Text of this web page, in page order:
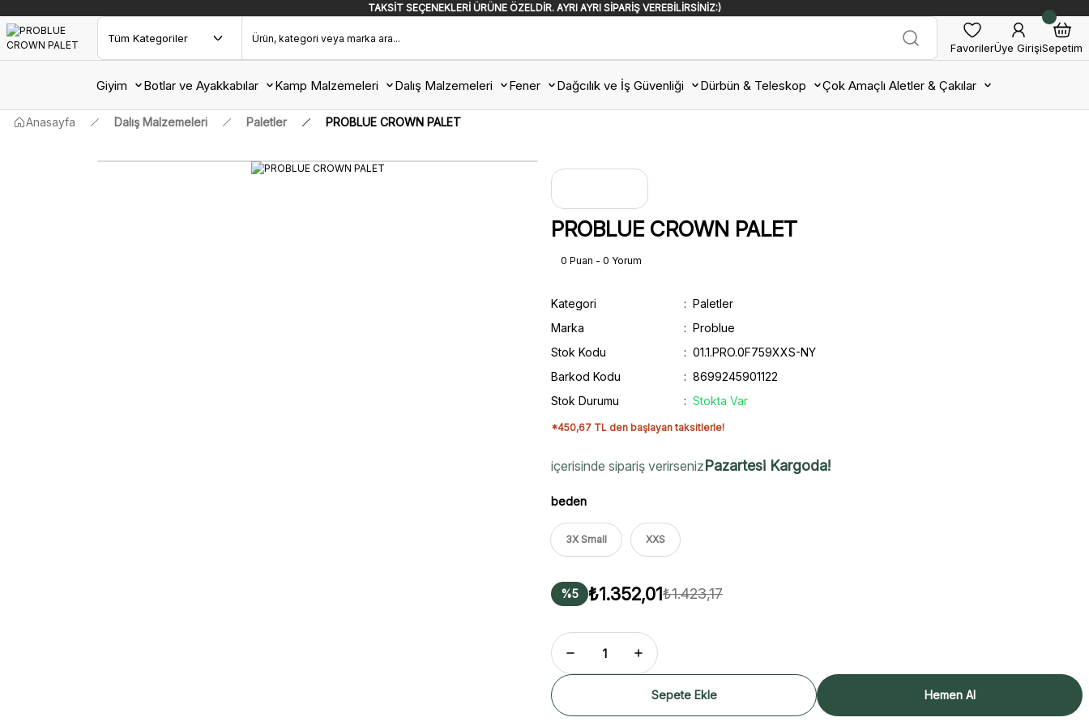
TAKSİT SEÇENEKLERİ ÜRÜNE ÖZELDİR. AYRI AYRI SİPARİŞ VEREBİLİRSİNİZ:)
FavorilerÜye GirişiSepetim
Giyim Botlar ve Ayakkabılar Kamp Malzemeleri Dalış Malzemeleri Fener Dağcılık ve İş Güvenliği Dürbün & Teleskop Çok Amaçlı Aletler & Çakılar
Anasayfa Dalış Malzemeleri Paletler PROBLUE CROWN PALET
PROBLUE CROWN PALET
0 Puan - 0 Yorum
Kategori
Paletler
Marka
Problue
Stok Kodu
01.1.PRO.0F759XXS-NY
Barkod Kodu
8699245901122
Stok Durumu
Stokta Var
*450,67 TL den başlayan taksitlerle!
içerisinde sipariş verirsenizPazartesi Kargoda!
beden
3X Small XXS
%5 ₺1.352,01₺1.423,17
Sepete Ekle Hemen Al